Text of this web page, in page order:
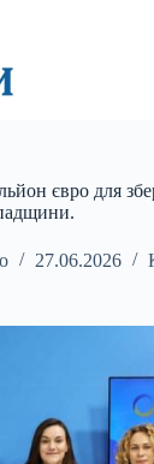
євро для
27.06.2026